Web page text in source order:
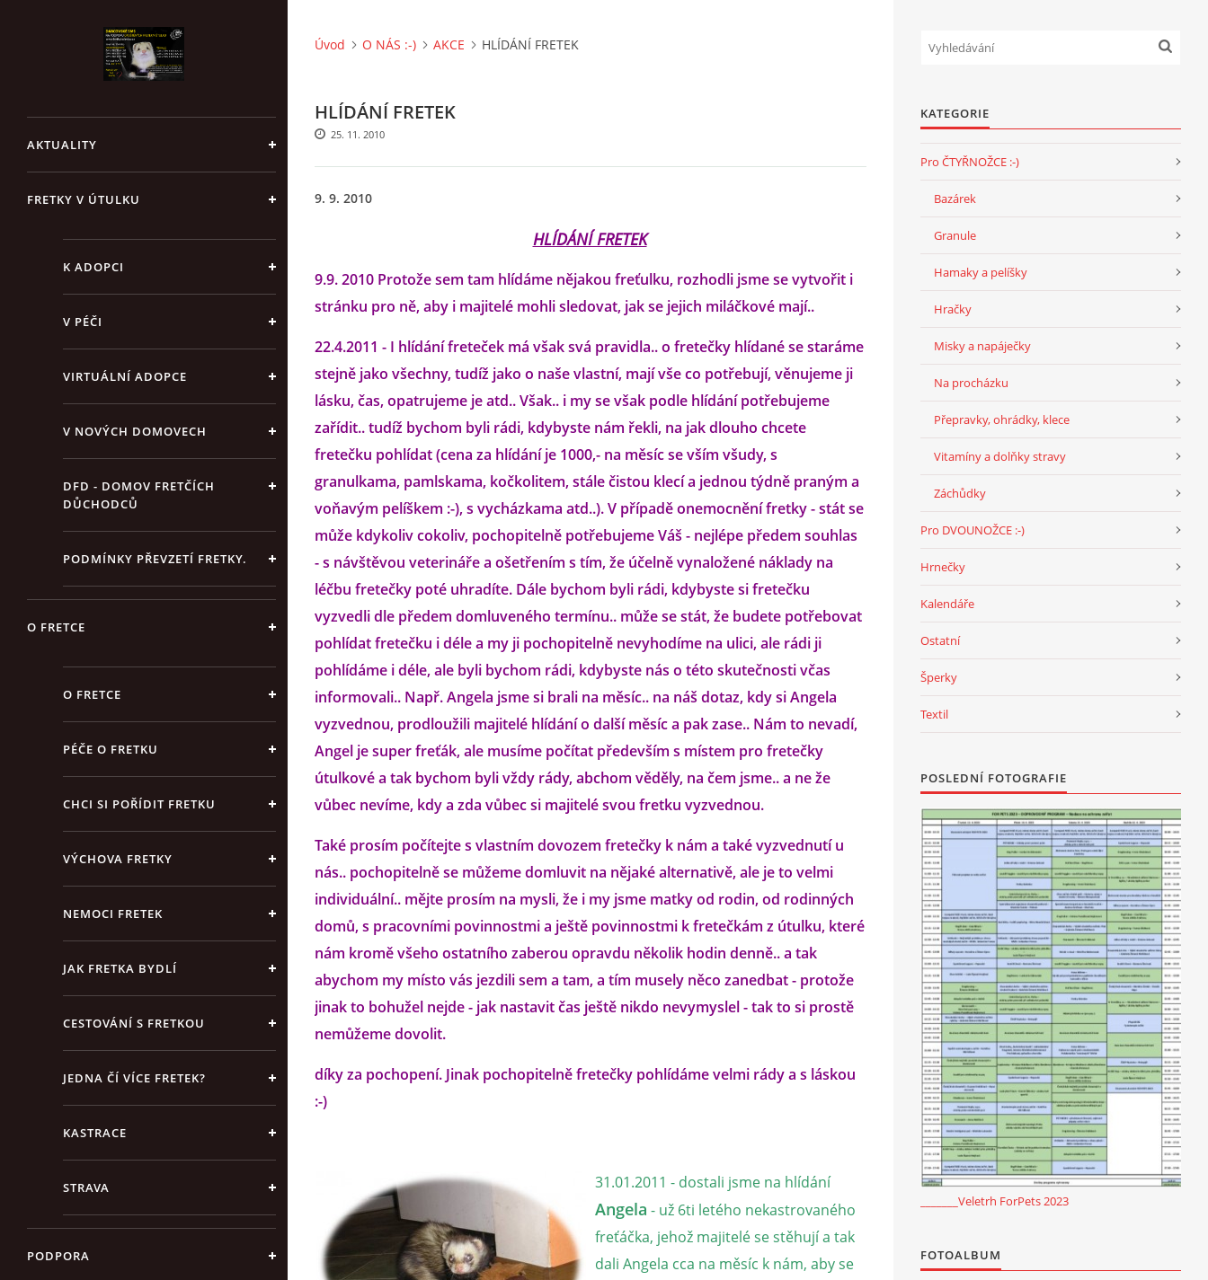
AKTUALITY
FRETKY V ÚTULKU
K ADOPCI
V PÉČI
VIRTUÁLNÍ ADOPCE
V NOVÝCH DOMOVECH
DFD - DOMOV FRETČÍCH
DŮCHODCŮ
PODMÍNKY PŘEVZETÍ FRETKY.
O FRETCE
O FRETCE
PÉČE O FRETKU
CHCI SI POŘÍDIT FRETKU
VÝCHOVA FRETKY
NEMOCI FRETEK
JAK FRETKA BYDLÍ
CESTOVÁNÍ S FRETKOU
JEDNA ČÍ VÍCE FRETEK?
KASTRACE
STRAVA
PODPORA
Úvod O NÁS :-) AKCE HLÍDÁNÍ FRETEK
HLÍDÁNÍ FRETEK
25. 11. 2010
9. 9. 2010
HLÍDÁNÍ FRETEK
9.9. 2010 Protože sem tam hlídáme nějakou freťulku, rozhodli jsme se vytvořit i
stránku pro ně, aby i majitelé mohli sledovat, jak se jejich miláčkové mají..
22.4.2011 - I hlídání freteček má však svá pravidla.. o fretečky hlídané se staráme
stejně jako všechny, tudíž jako o naše vlastní, mají vše co potřebují, věnujeme ji
lásku, čas, opatrujeme je atd.. Však.. i my se však podle hlídání potřebujeme
zařídit.. tudíž bychom byli rádi, kdybyste nám řekli, na jak dlouho chcete
fretečku pohlídat (cena za hlídání je 1000,- na měsíc se vším všudy, s
granulkama, pamlskama, kočkolitem, stále čistou klecí a jednou týdně praným a
voňavým pelíškem :-), s vycházkama atd..). V případě onemocnění fretky - stát se
může kdykoliv cokoliv, pochopitelně potřebujeme Váš - nejlépe předem souhlas
- s návštěvou veterináře a ošetřením s tím, že účelně vynaložené náklady na
léčbu fretečky poté uhradíte. Dále bychom byli rádi, kdybyste si fretečku
vyzvedli dle předem domluveného termínu.. může se stát, že budete potřebovat
pohlídat fretečku i déle a my ji pochopitelně nevyhodíme na ulici, ale rádi ji
pohlídáme i déle, ale byli bychom rádi, kdybyste nás o této skutečnosti včas
informovali.. Např. Angela jsme si brali na měsíc.. na náš dotaz, kdy si Angela
vyzvednou, prodloužili majitelé hlídání o další měsíc a pak zase.. Nám to nevadí,
Angel je super freťák, ale musíme počítat především s místem pro fretečky
útulkové a tak bychom byli vždy rády, abchom věděly, na čem jsme.. a ne že
vůbec nevíme, kdy a zda vůbec si majitelé svou fretku vyzvednou.
Také prosím počítejte s vlastním dovozem fretečky k nám a také vyzvednutí u
nás.. pochopitelně se můžeme domluvit na nějaké alternativě, ale je to velmi
individuální.. mějte prosím na mysli, že i my jsme matky od rodin, od rodinných
domů, s pracovními povinnostmi a ještě povinnostmi k fretečkám z útulku, které
nám kromě všeho ostatního zaberou opravdu několik hodin denně.. a tak
abychom my místo vás jezdili sem a tam, a tím musely něco zanedbat - protože
jinak to bohužel nejde - jak nastavit čas ještě nikdo nevymyslel - tak to si prostě
nemůžeme dovolit.
díky za pochopení. Jinak pochopitelně fretečky pohlídáme velmi rády a s láskou
:-)
31.01.2011 - dostali jsme na hlídání
Angela - už 6ti letého nekastrovaného
freťáčka, jehož majitelé se stěhují a tak
dali Angela cca na měsíc k nám, aby se
KATEGORIE
Pro ČTYŘNOŽCE :-)
Bazárek
Granule
Hamaky a pelíšky
Hračky
Misky a napáječky
Na procházku
Přepravky, ohrádky, klece
Vitamíny a dolňky stravy
Záchůdky
Pro DVOUNOŽCE :-)
Hrnečky
Kalendáře
Ostatní
Šperky
Textil
POSLEDNÍ FOTOGRAFIE
_______Veletrh ForPets 2023
FOTOALBUM